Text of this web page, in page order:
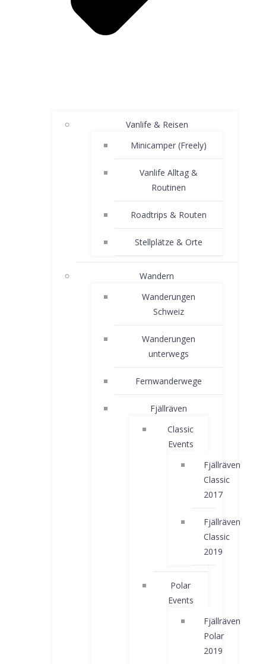
Vanlife & Reisen
Minicamper (Freely)
Vanlife Alltag &
Routinen
Roadtrips & Routen
Stellplätze & Orte
Wandern
Wanderungen
Schweiz
Wanderungen
unterwegs
Fernwanderwege
Fjällräven
Classic
Events
Fjällräven
Classic
2017
Fjällräven
Classic
2019
Polar
Events
Fjällräven
Polar
2019